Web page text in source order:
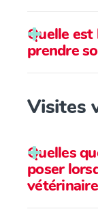
Quelle
prendre
Visites
Quelles
poser